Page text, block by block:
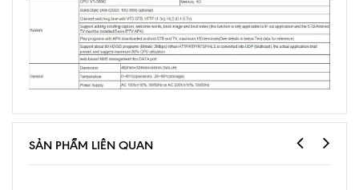
SẢN PHẨM LIÊN QUAN